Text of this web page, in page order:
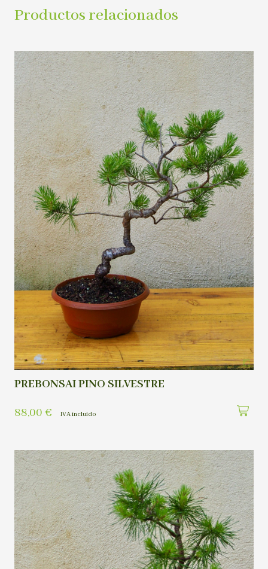
Productos relacionados
PREBONSAI PINO SILVESTRE
88,00 € IVA incluído